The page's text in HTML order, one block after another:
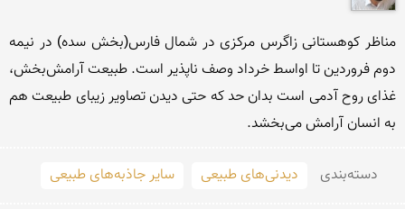
به انسان آرامش می‌بخشد.
دسته‌بندی دیدنی‌های طبیعی سایر جاذبه‌های طبیعی